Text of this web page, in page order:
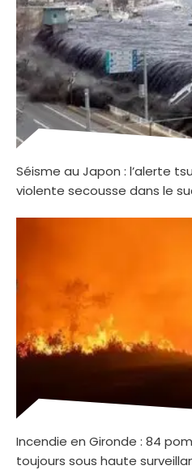
Séisme au Japon : l’alerte
violente secousse dans le
Incendie en Gironde : 84
toujours sous haute